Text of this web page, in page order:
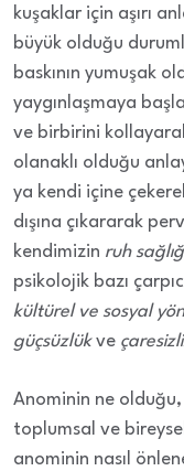
kuşaklar için aşırı
büyük olduğu
baskının yumuşak
yaygınlaşmaya
ve birbirini
olanaklı olduğu
ya kendi içine
dışına çıkararak
kendimizin ruh
psikolojik bazı
kültürel ve sosyal
güçsüzlükve
Anominin ne
toplumsal ve
anominin nasıl